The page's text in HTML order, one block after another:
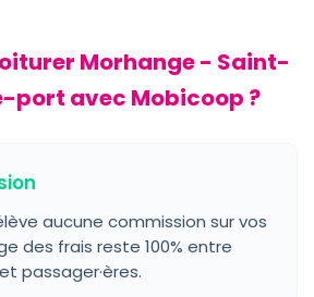
Morhange - Saint-
port avec Mobicoop ?
aucune commission sur vos
des frais reste 100% entre
passager·ères.